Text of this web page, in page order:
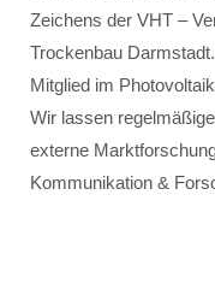
Zeichens der VHT –
Trockenbau
Mitglied im
Wir lassen
externe
Kommunikation &